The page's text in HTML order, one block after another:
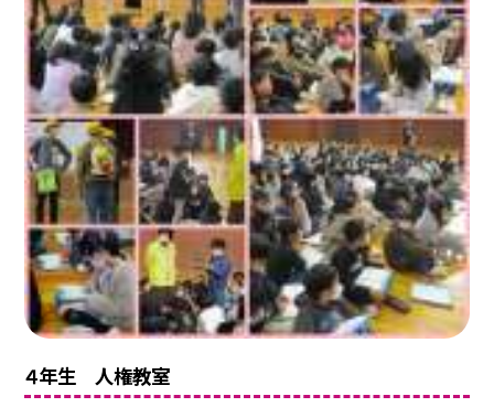
４年生 人権教室